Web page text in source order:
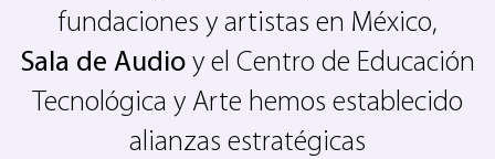
fundaciones y artistas en México,
Sala de Audio y el Centro de Educación
Tecnológica y Arte hemos establecido
alianzas estratégicas